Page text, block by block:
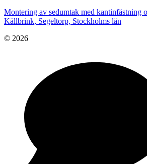
Montering av sedumtak med kantinfästning
Källbrink, Segeltorp, Stockholms län
© 2026